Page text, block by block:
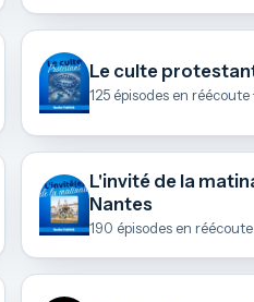
Le culte
L'invité de la
Nantes